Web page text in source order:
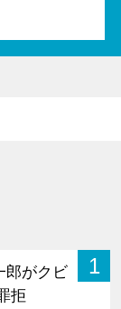
1
郎がクビ
拒